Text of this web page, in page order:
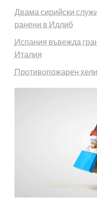
Двама сирийски
ранени в Идлиб
Испания въвежда
Италия
Противопожарен